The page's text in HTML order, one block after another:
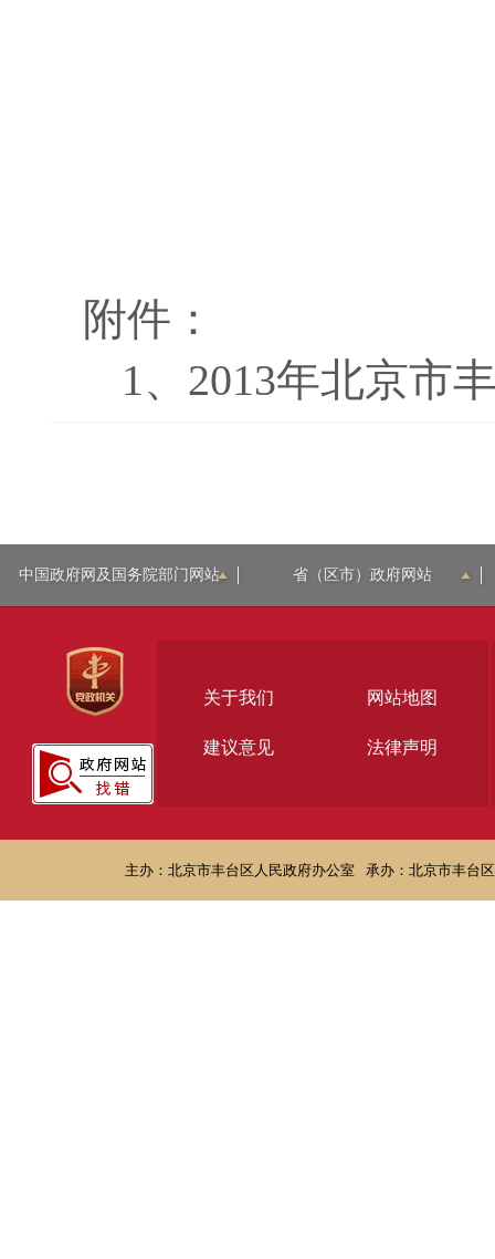
附件：
1、 2013年北京市
中国政府网及国务院部门网站 省（区市）政府网站
关于我们 网站地图
建议意见 法律声明
主办：北京市丰台区人民政府办公室 承办：北京市丰台